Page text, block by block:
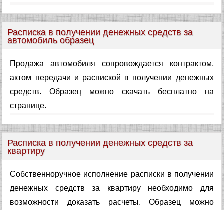
Расписка в получении денежных средств за
автомобиль образец
Продажа автомобиля сопровождается контрактом,
актом передачи и распиской в получении денежных
средств. Образец можно скачать бесплатно на
странице.
Расписка в получении денежных средств за
квартиру
Собственноручное исполнение расписки в получении
денежных средств за квартиру необходимо для
возможности доказать расчеты. Образец можно